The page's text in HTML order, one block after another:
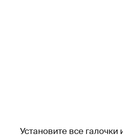
Установите все